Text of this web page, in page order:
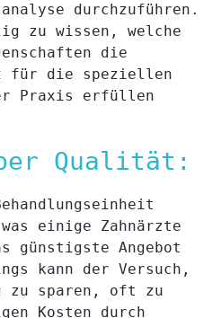
durchzuführen.
zu wissen, welche
die
für die speziellen
Praxis erfüllen
Qualität:
einige Zahnärzte
günstigste Angebot
kann der Versuch,
zu sparen, oft zu
Kosten durch